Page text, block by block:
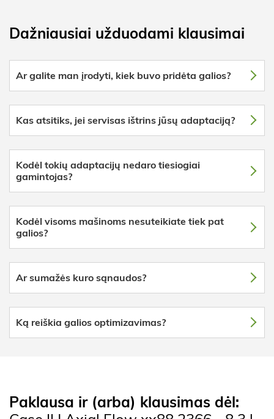
Dažniausiai užduodami klausimai
Ar galite man įrodyti, kiek buvo pridėta galios?
Kas atsitiks, jei servisas ištrins jūsų adaptaciją?
Kodėl tokių adaptacijų nedaro tiesiogiai
gamintojas?
Kodėl visoms mašinoms nesuteikiate tiek pat
galios?
Ar sumažės kuro sąnaudos?
Ką reiškia galios optimizavimas?
Paklausa ir (arba) klausimas dėl: